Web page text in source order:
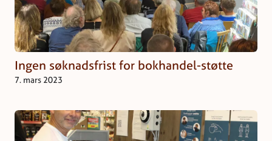
Ingen søknadsfrist for bokhandel-støtte
7. mars 2023